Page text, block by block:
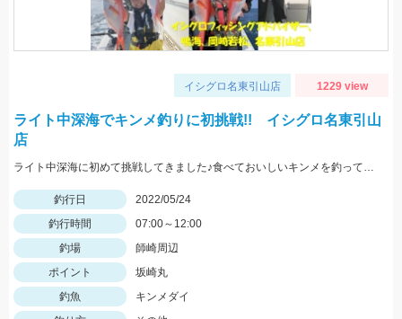
イシグロ名東引山店 1229 view
ライト中深海でキンメ釣りに初挑戦!! イシグロ名東引山
店
ライト中深海に初めて挑戦してきました♪食べておいしいキンメを釣ってみてはいかがでしょうか？ 水深300～400ｍで仕掛けは5～8本針のライト中深海用胴突き仕掛けに250号のオモリを使用しました
釣行日
2022/05/24
釣行時間
07:00～12:00
釣場
師崎周辺
ポイント
坂崎丸
釣魚
キンメダイ